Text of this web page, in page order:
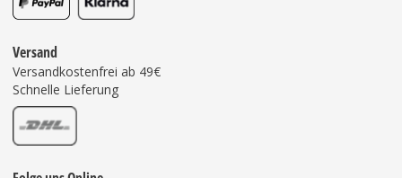
Versand
Versandkostenfrei ab 49€
Schnelle Lieferung